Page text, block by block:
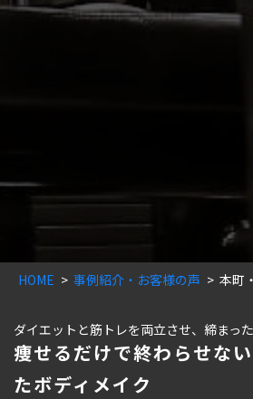
HOME 事例紹介・お客様の声 本町
ダイエットと筋トレを両立させ、締まっ
痩せるだけで終わらせな
たボディメイク